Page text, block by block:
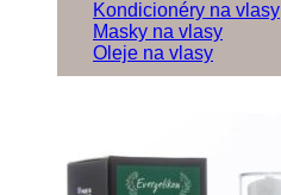
Kondicionéry na vlasy
Masky na vlasy
Oleje na vlasy
Oleje na vlasy